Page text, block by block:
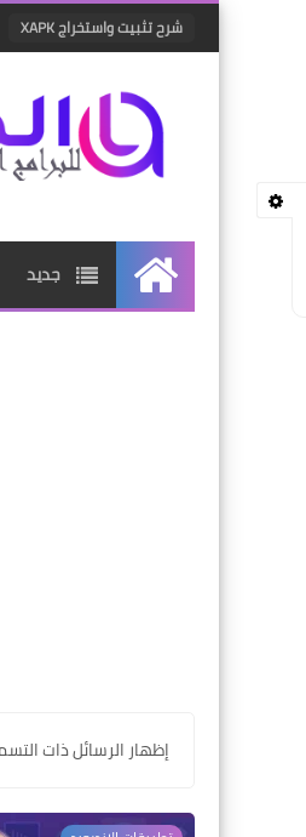
شرح تثبيت واستخراج XAPK
الرئيسيةجديد
‏إظهار الرسائل ذات